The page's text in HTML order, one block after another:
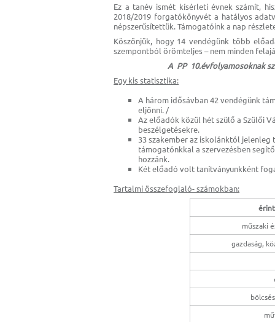
Ez a tanév ismét kísérleti évnek számít,
2018/2019 forgatókönyvét a hatályos
népszerűsítettük. Támogatóink a nap
Köszönjük, hogy 14 vendégünk több
szempontból örömteljes – nem minden
A PP 10.évfolyamosoknak
Egy kis statisztika:
A három idősávban 42 vendégünk
eljönni. /
Az előadók közül hét szülő a Szülői
beszélgetésekre.
33 szakember az iskolánktól jelenleg
támogatónkkal a szervezésben
hozzánk.
Két előadó volt tanítványunkként
Tartalmi összefoglaló- számokban:
műszaki
gazdaság,